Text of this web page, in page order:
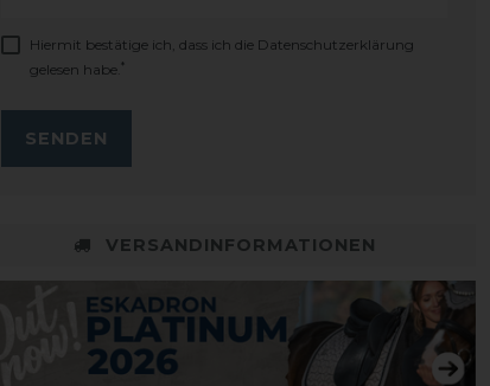
Hiermit bestätige ich, dass ich die Daten­schutz­erklärung
gelesen habe. *
SENDEN
VERSANDINFORMATIONEN